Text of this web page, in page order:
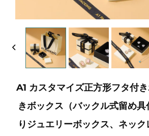
A1 カスタマイズ正方形フタ付
きボックス（バックル式留め
りジュエリーボックス、ネッ